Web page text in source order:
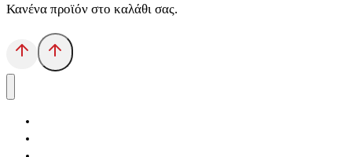
Κανένα προϊόν στο καλάθι σας.